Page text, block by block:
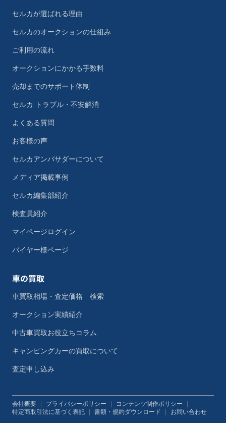
セルカが選ばれる理由
セルカのオークションの仕組み
ご利用の流れ
オークションにかかる手数料
売却までのサポート体制
セルカ トラブル・不安解消
よくある質問
お客様の声
セルカアンバサダーについて
メディア掲載事例
セルカ編集部紹介
検査員紹介
マイページログイン
バイヤー様ページ
車の買取
車買取相場・査定価格 検索
オークション実績紹介
中古車買取お役立ちコラム
キャンピングカーの買取について
査定申し込み
会社概要 プライバシーポリシー コンテンツ制作ポリシー
特定商取引法に基づく表記
書類・規約ダウンロード お問い合わせ